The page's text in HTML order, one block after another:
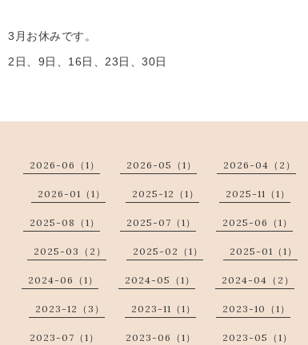
3月お休みです。
2日、9日、16日、23日、30日
2026-06（1） 2026-05（1） 2026-04（2）
2026-01（1） 2025-12（1） 2025-11（1）
2025-08（1） 2025-07（1） 2025-06（1）
2025-03（2） 2025-02（1） 2025-01（1）
2024-06（1） 2024-05（1） 2024-04（2）
2023-12（3） 2023-11（1） 2023-10（1）
2023-07（1） 2023-06（1） 2023-05（1）